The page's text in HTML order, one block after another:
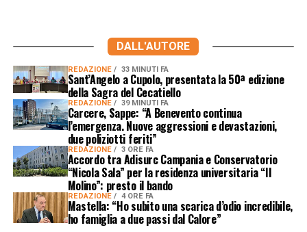
DALL'AUTORE
REDAZIONE 33 MINUTI FA
Sant’Angelo a Cupolo, presentata la 50ª edizione
della Sagra del Cecatiello
REDAZIONE 39 MINUTI FA
Carcere, Sappe: “A Benevento continua
l’emergenza. Nuove aggressioni e devastazioni,
due poliziotti feriti”
REDAZIONE 3 ORE FA
Accordo tra Adisurc Campania e Conservatorio
“Nicola Sala” per la residenza universitaria “Il
Molino”: presto il bando
REDAZIONE 4 ORE FA
Mastella: “Ho subito una scarica d’odio incredibile,
ho famiglia a due passi dal Calore”